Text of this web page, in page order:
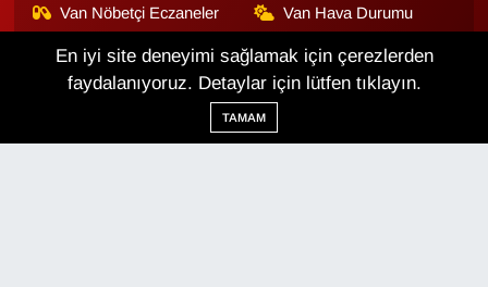
Van Nöbetçi Eczaneler Van Hava Durumu
Van Namaz Vakitleri
Van Trafik Yoğunluk
Haritası
Puan Durumu ve Fikstür
En iyi site deneyimi sağlamak için çerezlerden
faydalanıyoruz. Detaylar için lütfen tıklayın.
TAMAM